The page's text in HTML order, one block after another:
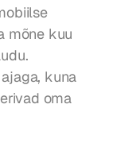
mõne kuu
kuna
oma